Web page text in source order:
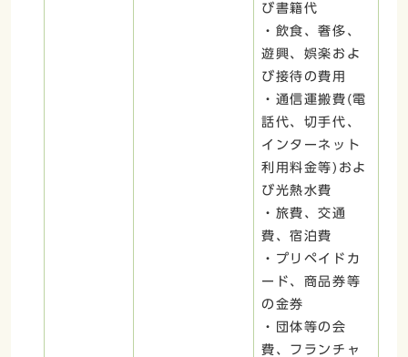
び書籍代
・飲食、奢侈、
遊興、娯楽およ
び接待の費用
・通信運搬費(電
話代、切手代、
インターネット
利用料金等)およ
び光熱水費
・旅費、交通
費、宿泊費
・プリペイドカ
ード、商品券等
の金券
・団体等の会
費、フランチャ